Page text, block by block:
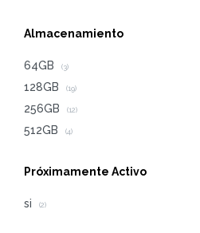
Almacenamiento
64GB (3)
128GB (19)
256GB (12)
512GB (4)
Próximamente Activo
si (2)